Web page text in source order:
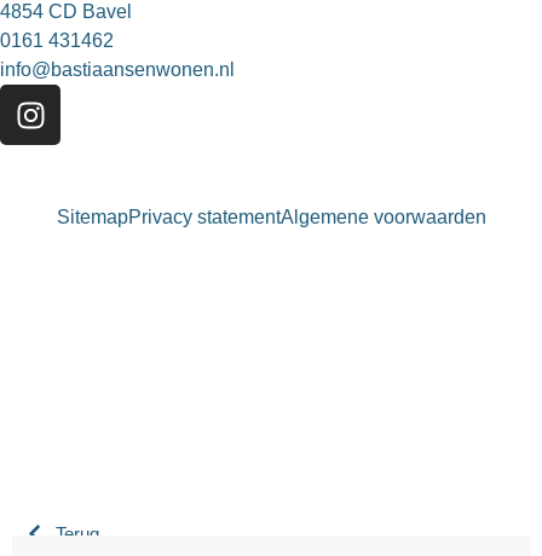
4854 CD Bavel
0161 431462
info@bastiaansenwonen.nl
SitemapPrivacy statementAlgemene voorwaarden
Terug